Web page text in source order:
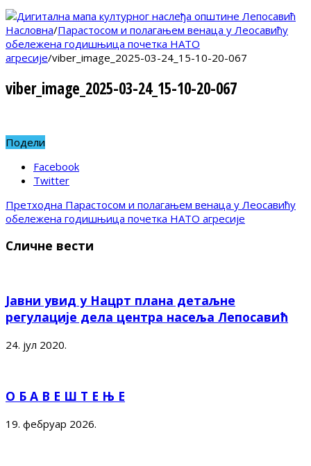
Насловна/Парастосом и полагањем венаца у Леосавићу
обележена годишњица почетка НАТО
агресије/viber_image_2025-03-24_15-10-20-067
viber_image_2025-03-24_15-10-20-067
Подели
Facebook
Twitter
Претходна Парастосом и полагањем венаца у Леосавићу
обележена годишњица почетка НАТО агресије
Сличне вести
Јавни увид у Нацрт плана детаљне
регулације дела центра насеља Лепосавић
24. јул 2020.
О Б А В Е Ш Т Е Њ Е
19. фебруар 2026.